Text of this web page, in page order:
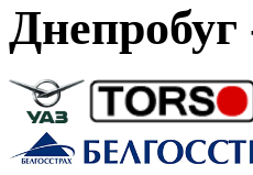
Днепробуг